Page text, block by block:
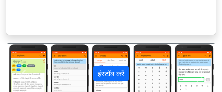
इंस्टॉल करें
पिछला अगला